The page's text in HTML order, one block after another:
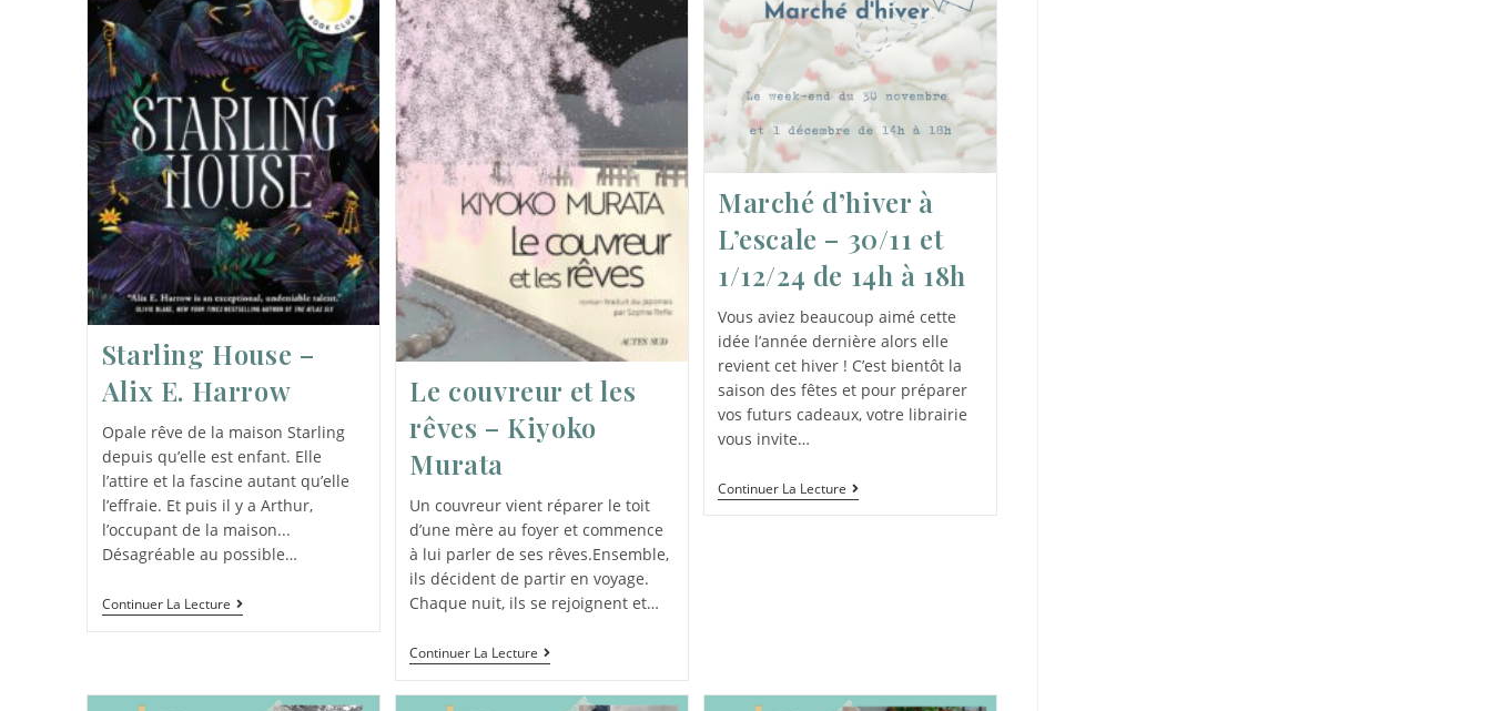
Starling House –
Alix E. Harrow
Opale rêve de la maison Starling
depuis qu’elle est enfant. Elle
l’attire et la fascine autant qu’elle
l’effraie. Et puis il y a Arthur,
l’occupant de la maison...
Désagréable au possible…
Continuer La Lecture
Le couvreur et les
rêves – Kiyoko
Murata
Un couvreur vient réparer le toit
d’une mère au foyer et commence
à lui parler de ses rêves.Ensemble,
ils décident de partir en voyage.
Chaque nuit, ils se rejoignent et…
Continuer La Lecture
Marché d’hiver à
L’escale – 30/11 et
1/12/24 de 14h à 18h
Vous aviez beaucoup aimé cette
idée l’année dernière alors elle
revient cet hiver ! C’est bientôt la
saison des fêtes et pour préparer
vos futurs cadeaux, votre librairie
vous invite…
Continuer La Lecture